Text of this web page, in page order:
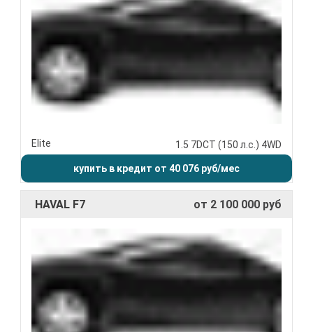
Elite 1.5 7DCT (150 л.с.) 4WD
купить в кредит от 40 076 руб/мес
HAVAL F7 от 2 100 000 руб